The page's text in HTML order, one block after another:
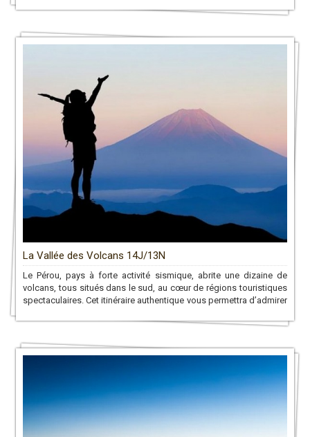
La Vallée des Volcans 14J/13N
Le Pérou, pays à forte activité sismique, abrite une dizaine de
volcans, tous situés dans le sud, au cœur de régions touristiques
spectaculaires. Cet itinéraire authentique vous permettra d’admirer
Coropuna, culminant à 6 425 mètres d’altitude. »